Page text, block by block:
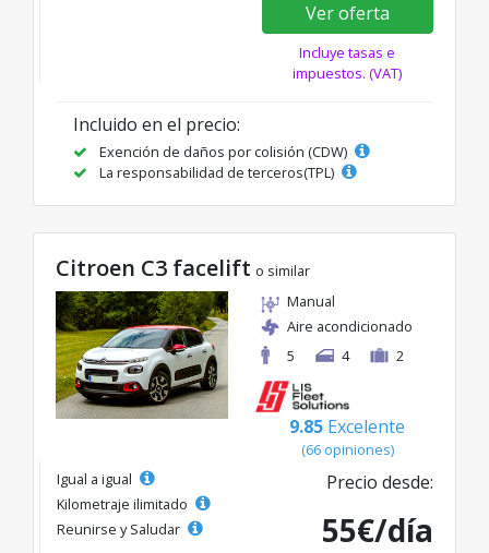
Ver oferta
Incluye tasas e
impuestos. (VAT)
Incluido en el precio:
Exención de daños por colisión (CDW)
La responsabilidad de terceros(TPL)
Citroen C3 facelift o similar
Manual
Aire acondicionado
5
4 2
9.85 Excelente
(66 opiniones)
Igual a igual
Kilometraje ilimitado
Reunirse y Saludar
Precio desde:
55€/día